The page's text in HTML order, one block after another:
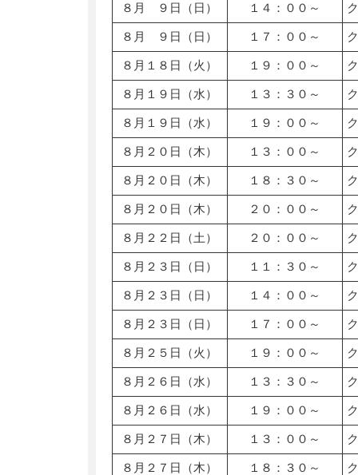
８月 ９日（日） １４：００～
８月 ９日（日） １７：００～
８月１８日（火） １９：００～
８月１９日（水） １３：３０～
８月１９日（水） １９：００～
８月２０日（木） １３：００～
８月２０日（木） １８：３０～
８月２０日（木） ２０：００～
８月２２日（土） ２０：００～
８月２３日（日） １１：３０～
８月２３日（日） １４：００～
８月２３日（日） １７：００～
８月２５日（火） １９：００～
８月２６日（水） １３：３０～
８月２６日（水） １９：００～
８月２７日（木） １３：００～
８月２７日（木） １８：３０～